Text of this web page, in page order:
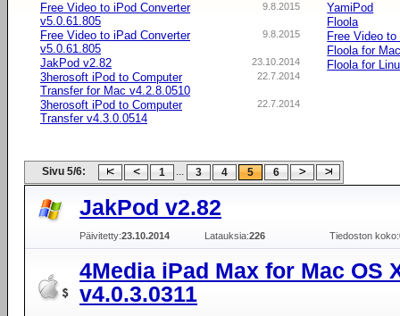
9.8.2015
Free Video to iPod Converter
v5.0.61.805
9.8.2015
Free Video to iPad Converter
v5.0.61.805
23.10.2014
JakPod v2.82
22.7.2014
3herosoft iPod to Computer
Transfer for Mac v4.2.8.0510
22.7.2014
3herosoft iPod to Computer
Transfer v4.3.0.0514
YamiPod
Floola
Free Video
Floola for
Floola for
Sivu 5/6: 1 ... 3 4 5 6
JakPod v2.82
Päivitetty:23.10.2014 Latauksia:226 Tiedoston koko:
4Media iPad Max for Mac OS
v4.0.3.0311